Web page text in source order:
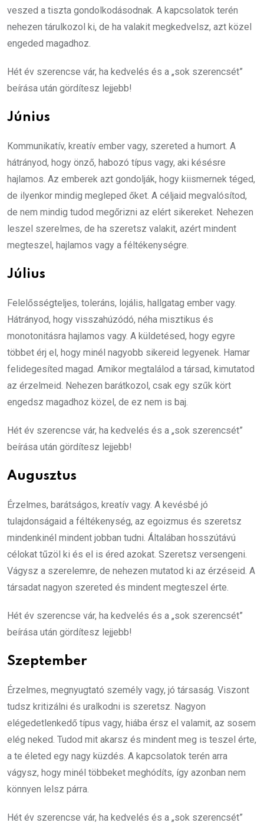
veszed a tiszta gondolkodásodnak. A kapcsolatok terén
nehezen tárulkozol ki, de ha valakit megkedvelsz, azt közel
engeded magadhoz.
Hét év szerencse vár, ha kedvelés és a „sok szerencsét”
beírása után gördítesz lejjebb!
Június
Kommunikatív, kreatív ember vagy, szereted a humort. A
hátrányod, hogy önző, habozó típus vagy, aki késésre
hajlamos. Az emberek azt gondolják, hogy kiismernek téged,
de ilyenkor mindig megleped őket. A céljaid megvalósítod,
de nem mindig tudod megőrizni az elért sikereket. Nehezen
leszel szerelmes, de ha szeretsz valakit, azért mindent
megteszel, hajlamos vagy a féltékenységre.
Július
Felelősségteljes, toleráns, lojális, hallgatag ember vagy.
Hátrányod, hogy visszahúzódó, néha misztikus és
monotonitásra hajlamos vagy. A küldetésed, hogy egyre
többet érj el, hogy minél nagyobb sikereid legyenek. Hamar
felidegesíted magad. Amikor megtalálod a társad, kimutatod
az érzelmeid. Nehezen barátkozol, csak egy szűk kört
engedsz magadhoz közel, de ez nem is baj.
Hét év szerencse vár, ha kedvelés és a „sok szerencsét”
beírása után gördítesz lejjebb!
Augusztus
Érzelmes, barátságos, kreatív vagy. A kevésbé jó
tulajdonságaid a féltékenység, az egoizmus és szeretsz
mindenkinél mindent jobban tudni. Általában hosszútávú
célokat tűzöl ki és el is éred azokat. Szeretsz versengeni.
Vágysz a szerelemre, de nehezen mutatod ki az érzéseid. A
társadat nagyon szereted és mindent megteszel érte.
Hét év szerencse vár, ha kedvelés és a „sok szerencsét”
beírása után gördítesz lejjebb!
Szeptember
Érzelmes, megnyugtató személy vagy, jó társaság. Viszont
tudsz kritizálni és uralkodni is szeretsz. Nagyon
elégedetlenkedő típus vagy, hiába érsz el valamit, az sosem
elég neked. Tudod mit akarsz és mindent meg is teszel érte,
a te életed egy nagy küzdés. A kapcsolatok terén arra
vágysz, hogy minél többeket meghódíts, így azonban nem
könnyen lelsz párra.
Hét év szerencse vár, ha kedvelés és a „sok szerencsét”